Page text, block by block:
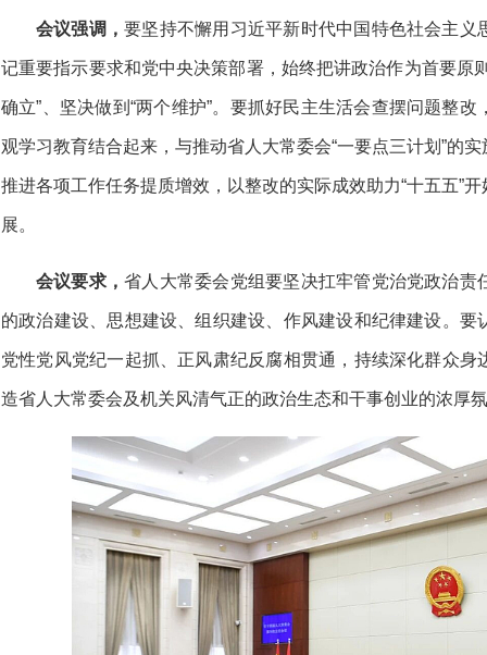
会议强调，要坚持不懈用习近平新时代中国特色社会主
记重要指示要求和党中央决策部署，始终把讲政治作为首要原
确立”、坚决做到“两个维护”。要抓好民主生活会查摆问题整
观学习教育结合起来，与推动省人大常委会“一要点三计划”的
推进各项工作任务提质增效，以整改的实际成效助力“十五五”
展。
会议要求，省人大常委会党组要坚决扛牢管党治党政治
的政治建设、思想建设、组织建设、作风建设和纪律建设。
党性党风党纪一起抓、正风肃纪反腐相贯通，持续深化群众
造省人大常委会及机关风清气正的政治生态和干事创业的浓厚